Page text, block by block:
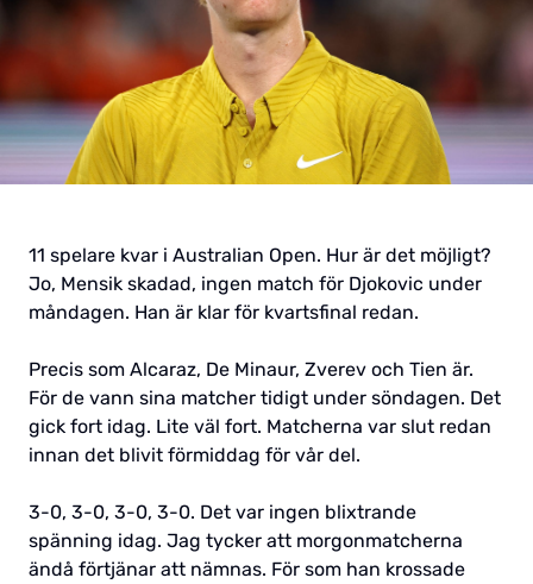
11 spelare kvar i Australian Open. Hur är det möjligt?
Jo, Mensik skadad, ingen match för Djokovic under
måndagen. Han är klar för kvartsfinal redan.
Precis som Alcaraz, De Minaur, Zverev och Tien är.
För de vann sina matcher tidigt under söndagen. Det
gick fort idag. Lite väl fort. Matcherna var slut redan
innan det blivit förmiddag för vår del.
3-0, 3-0, 3-0, 3-0. Det var ingen blixtrande
spänning idag. Jag tycker att morgonmatcherna
ändå förtjänar att nämnas. För som han krossade